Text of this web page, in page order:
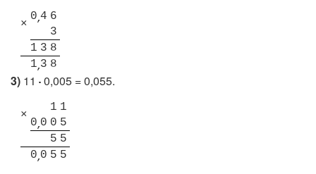
×
0 4 6
3
1 3 8
1 3 8
3) 11 0,005 = 0,055.
×
1 1
0 0 0 5
5 5
0 0 5 5